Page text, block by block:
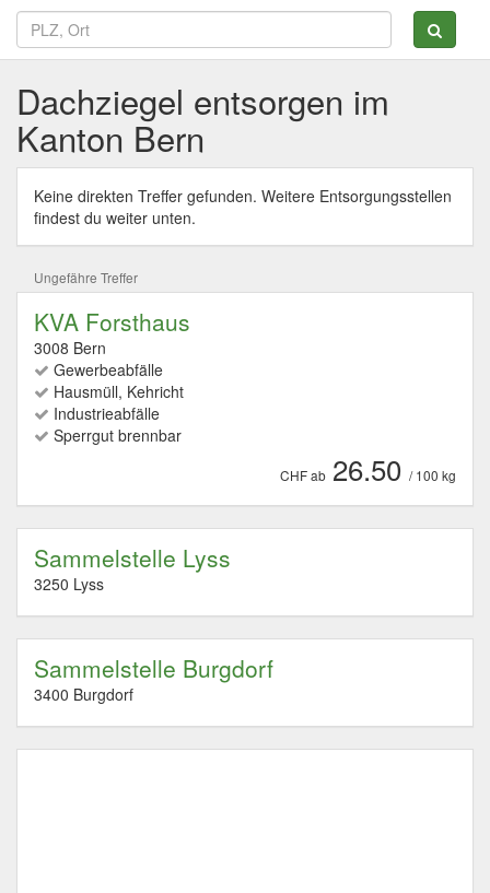
Dachziegel entsorgen im
Kanton Bern
Keine direkten Treffer gefunden. Weitere Entsorgungsstellen
findest du weiter unten.
Ungefähre Treffer
KVA Forsthaus
3008 Bern
Gewerbeabfälle
Hausmüll, Kehricht
Industrieabfälle
Sperrgut brennbar
CHF ab 26.50 / 100 kg
Sammelstelle Lyss
3250 Lyss
Sammelstelle Burgdorf
3400 Burgdorf